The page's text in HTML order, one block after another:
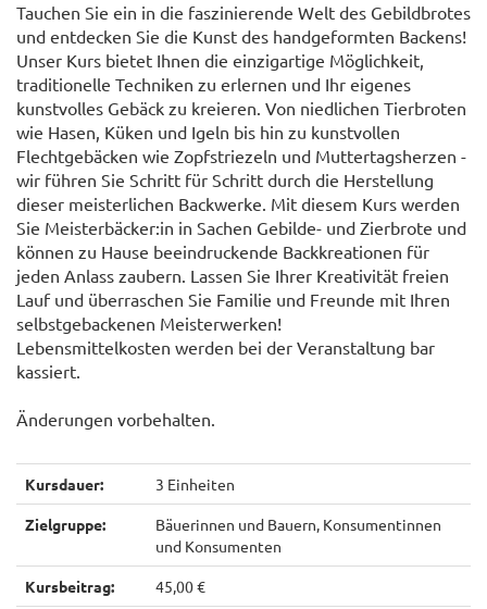
Tauchen Sie ein in die faszinierende Welt des Gebildbrotes
und entdecken Sie die Kunst des handgeformten Backens!
Unser Kurs bietet Ihnen die einzigartige Möglichkeit,
traditionelle Techniken zu erlernen und Ihr eigenes
kunstvolles Gebäck zu kreieren. Von niedlichen Tierbroten
wie Hasen, Küken und Igeln bis hin zu kunstvollen
Flechtgebäcken wie Zopfstriezeln und Muttertagsherzen -
wir führen Sie Schritt für Schritt durch die Herstellung
dieser meisterlichen Backwerke. Mit diesem Kurs werden
Sie Meisterbäcker:in in Sachen Gebilde- und Zierbrote und
können zu Hause beeindruckende Backkreationen für
jeden Anlass zaubern. Lassen Sie Ihrer Kreativität freien
Lauf und überraschen Sie Familie und Freunde mit Ihren
selbstgebackenen Meisterwerken!
Lebensmittelkosten werden bei der Veranstaltung bar
kassiert.
Änderungen vorbehalten.
Kursdauer: 3 Einheiten
Zielgruppe:
Bäuerinnen und Bauern, Konsumentinnen
und Konsumenten
Kursbeitrag: 45,00 €